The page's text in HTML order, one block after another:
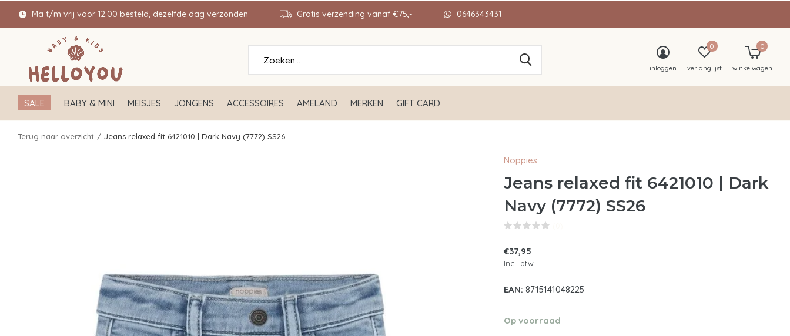
SALE BABY & MINI MEISJES JONGENS ACCESSOIRES AMELAND MERKEN GIFT CARD
inloggen verlanglijst
0
winkelwagen
0
Ma t/m vrij voor 12.00 besteld, dezelfde dag verzonden Gratis verzending vanaf €75,- 0646343431
Terug naar overzicht Jeans relaxed fit 6421010 | Dark Navy (7772) SS26
Noppies
Jeans relaxed fit 6421010 | Dark
Navy (7772) SS26
€37,95
Incl. btw
EAN: 8715141048225
Op voorraad